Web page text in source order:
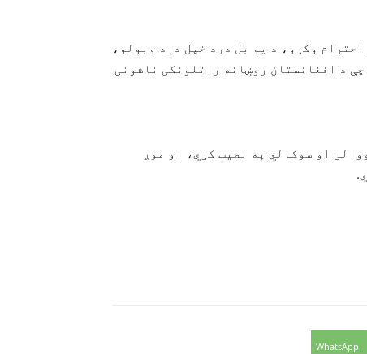
وکړو، د یو بل درد خپل درد وبولو،
د افغانستان روښانه راتلونکی ناشونی
او سوکالي په نصیب کړي، او موږ
WhatsApp